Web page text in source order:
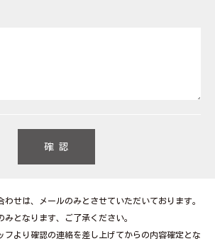
せは、メールのみとさせていただいております。
となります、ご了承ください。
より確認の連絡を差し上げてからの内容確定とな